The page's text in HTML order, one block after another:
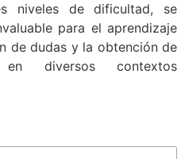
niveles de dificultad, se
para el aprendizaje
de dudas y la obtención de
en diversos contextos